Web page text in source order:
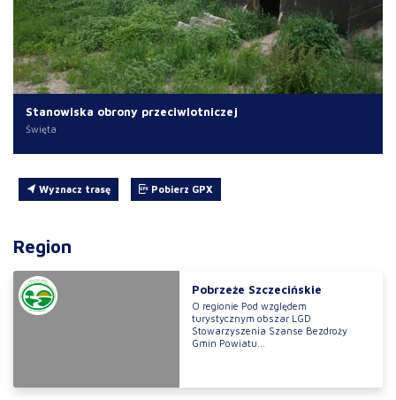
Stanowiska obrony przeciwlotniczej
Święta
Wyznacz trasę Pobierz GPX
Region
Pobrzeże Szczecińskie
O regionie Pod względem
turystycznym obszar LGD
Stowarzyszenia Szanse Bezdroży
Gmin Powiatu...